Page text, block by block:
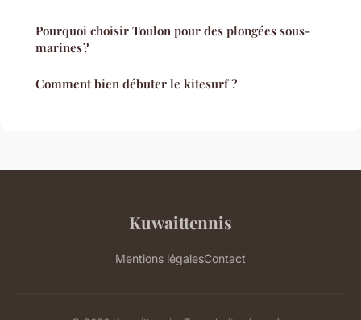
Pourquoi choisir Toulon pour des plongées sous-
marines ?
Comment bien débuter le kitesurf ?
Kuwaittennis
Mentions légalesContact